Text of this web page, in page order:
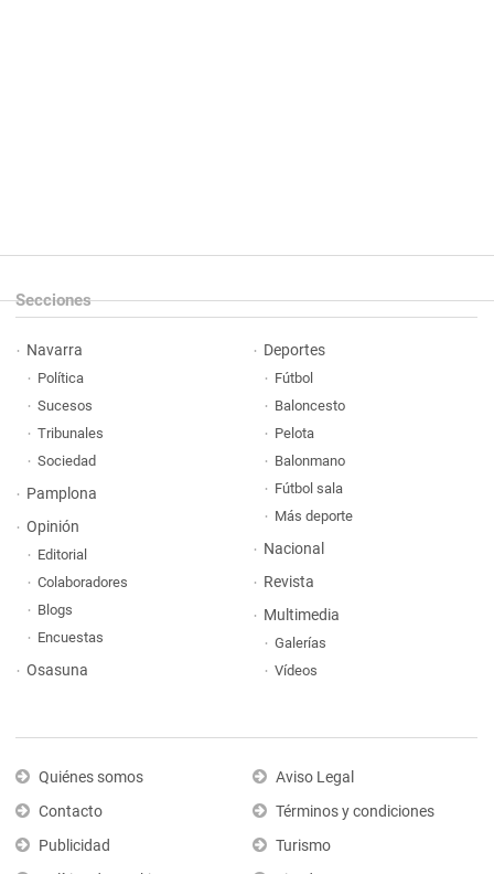
Secciones
Navarra
Política
Sucesos
Tribunales
Sociedad
Pamplona
Opinión
Editorial
Colaboradores
Blogs
Encuestas
Osasuna
Deportes
Fútbol
Baloncesto
Pelota
Balonmano
Fútbol sala
Más deporte
Nacional
Revista
Multimedia
Galerías
Vídeos
Quiénes somos
Contacto
Publicidad
Aviso Legal
Términos y condiciones
Turismo